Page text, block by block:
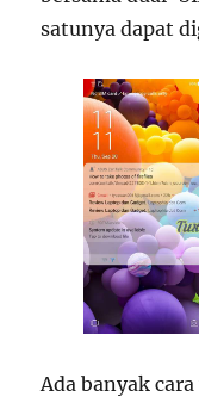
satunya dapat
Ada banyak